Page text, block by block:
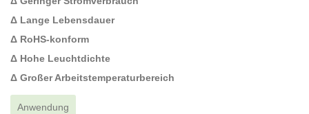
Δ Lange Lebensdauer
Δ RoHS-konform
Δ Hohe Leuchtdichte
Δ Großer Arbeitstemperaturbereich
Anwendung